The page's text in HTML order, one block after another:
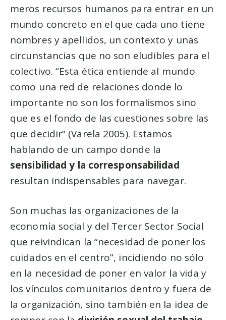
meros recursos humanos para entrar en un
mundo concreto en el que cada uno tiene
nombres y apellidos, un contexto y unas
circunstancias que no son eludibles para el
colectivo. “Esta ética entiende al mundo
como una red de relaciones donde lo
importante no son los formalismos sino
que es el fondo de las cuestiones sobre las
que decidir” (Varela 2005). Estamos
hablando de un campo donde la
sensibilidad y la corresponsabilidad
resultan indispensables para navegar.
Son muchas las organizaciones de la
economía social y del Tercer Sector Social
que reivindican la “necesidad de poner los
cuidados en el centro”, incidiendo no sólo
en la necesidad de poner en valor la vida y
los vínculos comunitarios dentro y fuera de
la organización, sino también en la idea de